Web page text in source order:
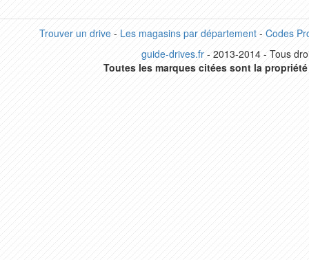
Trouver un drive- Les magasins par département- Codes
guide-drives.fr - 2013-2014 - Tous
Toutes les marques citées sont la